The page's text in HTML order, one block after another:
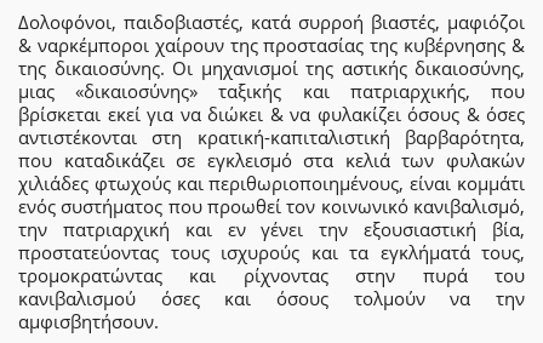
Δολοφόνοι, παιδοβιαστές, κατά συρροή βιαστές, μαφιόζοι
& ναρκέμποροι χαίρουν της προστασίας της κυβέρνησης &
της δικαιοσύνης. Οι μηχανισμοί της αστικής δικαιοσύνης,
μιας «δικαιοσύνης» ταξικής και πατριαρχικής, που
βρίσκεται εκεί για να διώκει & να φυλακίζει όσους & όσες
αντιστέκονται στη κρατική-καπιταλιστική βαρβαρότητα,
που καταδικάζει σε εγκλεισμό στα κελιά των φυλακών
χιλιάδες φτωχούς και περιθωριοποιημένους, είναι κομμάτι
ενός συστήματος που προωθεί τον κοινωνικό κανιβαλισμό,
την πατριαρχική και εν γένει την εξουσιαστική βία,
προστατεύοντας τους ισχυρούς και τα εγκλήματά τους,
τρομοκρατώντας και ρίχνοντας στην πυρά του
κανιβαλισμού όσες και όσους τολμούν να την
αμφισβητήσουν.